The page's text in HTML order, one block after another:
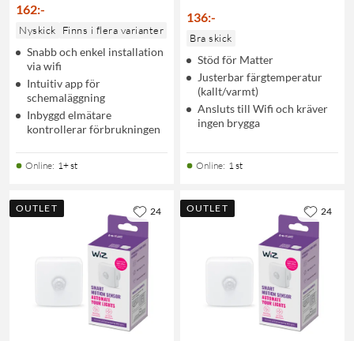
162:-
Nyskick Finns i flera varianter
Snabb och enkel installation
via wifi
Intuitiv app för
schemaläggning
Inbyggd elmätare
kontrollerar förbrukningen
Online: 1+ st
136:-
Bra skick
Stöd för Matter
Justerbar färgtemperatur
(kallt/varmt)
Ansluts till Wifi och kräver
ingen brygga
Online: 1 st
OUTLET 24 OUTLET 24